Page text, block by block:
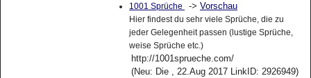
1001 Sprüche -> Vorschau
Hier findest du sehr viele Sprüche, die zu
jeder Gelegenheit passen (lustige Sprüche,
weise Sprüche etc.)
http://1001sprueche.com/
(Neu: Die , 22.Aug 2017 LinkID: 2926949)